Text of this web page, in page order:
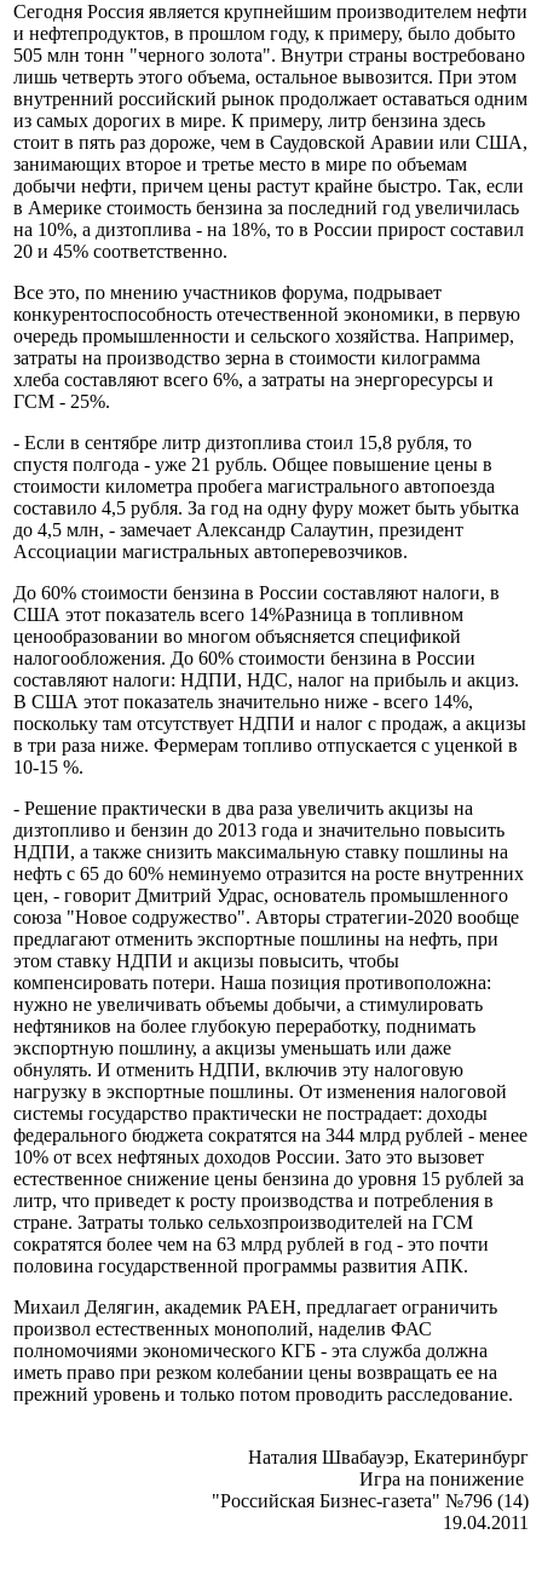
Сегодня Россия является крупнейшим производителем нефти
и нефтепродуктов, в прошлом году, к примеру, было добыто
505 млн тонн "черного золота". Внутри страны востребовано
лишь четверть этого объема, остальное вывозится. При этом
внутренний российский рынок продолжает оставаться одним
из самых дорогих в мире. К примеру, литр бензина здесь
стоит в пять раз дороже, чем в Саудовской Аравии или США,
занимающих второе и третье место в мире по объемам
добычи нефти, причем цены растут крайне быстро. Так, если
в Америке стоимость бензина за последний год увеличилась
на 10%, а дизтоплива - на 18%, то в России прирост составил
20 и 45% соответственно.
Все это, по мнению участников форума, подрывает
конкурентоспособность отечественной экономики, в первую
очередь промышленности и сельского хозяйства. Например,
затраты на производство зерна в стоимости килограмма
хлеба составляют всего 6%, а затраты на энергоресурсы и
ГСМ - 25%.
- Если в сентябре литр дизтоплива стоил 15,8 рубля, то
спустя полгода - уже 21 рубль. Общее повышение цены в
стоимости километра пробега магистрального автопоезда
составило 4,5 рубля. За год на одну фуру может быть убытка
до 4,5 млн, - замечает Александр Салаутин, президент
Ассоциации магистральных автоперевозчиков.
До 60% стоимости бензина в России составляют налоги, в
США этот показатель всего 14%Разница в топливном
ценообразовании во многом объясняется спецификой
налогообложения. До 60% стоимости бензина в России
составляют налоги: НДПИ, НДС, налог на прибыль и акциз.
В США этот показатель значительно ниже - всего 14%,
поскольку там отсутствует НДПИ и налог с продаж, а акцизы
в три раза ниже. Фермерам топливо отпускается с уценкой в
10-15 %.
- Решение практически в два раза увеличить акцизы на
дизтопливо и бензин до 2013 года и значительно повысить
НДПИ, а также снизить максимальную ставку пошлины на
нефть с 65 до 60% неминуемо отразится на росте внутренних
цен, - говорит Дмитрий Удрас, основатель промышленного
союза "Новое содружество". Авторы стратегии-2020 вообще
предлагают отменить экспортные пошлины на нефть, при
этом ставку НДПИ и акцизы повысить, чтобы
компенсировать потери. Наша позиция противоположна:
нужно не увеличивать объемы добычи, а стимулировать
нефтяников на более глубокую переработку, поднимать
экспортную пошлину, а акцизы уменьшать или даже
обнулять. И отменить НДПИ, включив эту налоговую
нагрузку в экспортные пошлины. От изменения налоговой
системы государство практически не пострадает: доходы
федерального бюджета сократятся на 344 млрд рублей - менее
10% от всех нефтяных доходов России. Зато это вызовет
естественное снижение цены бензина до уровня 15 рублей за
литр, что приведет к росту производства и потребления в
стране. Затраты только сельхозпроизводителей на ГСМ
сократятся более чем на 63 млрд рублей в год - это почти
половина государственной программы развития АПК.
Михаил Делягин, академик РАЕН, предлагает ограничить
произвол естественных монополий, наделив ФАС
полномочиями экономического КГБ - эта служба должна
иметь право при резком колебании цены возвращать ее на
прежний уровень и только потом проводить расследование.
Наталия Швабауэр, Екатеринбург
Игра на понижение
"Российская Бизнес-газета" №796 (14)
19.04.2011